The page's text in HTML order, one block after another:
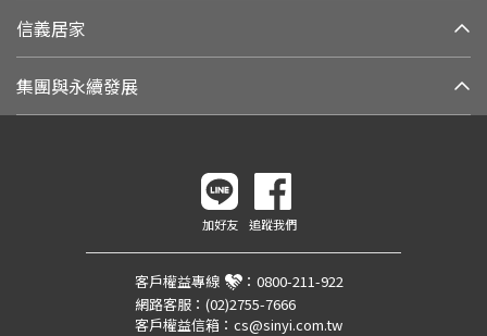
信義居家
集團與永續發展
加好友 追蹤我們
客戶權益專線 ： 0800-211-922
網路客服： (02)2755-7666
客戶權益信箱： cs@sinyi.com.tw